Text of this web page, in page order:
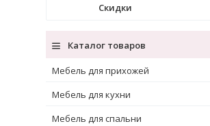
Скидки
Каталог товаров
Мебель для прихожей
Мебель для кухни
Мебель для спальни